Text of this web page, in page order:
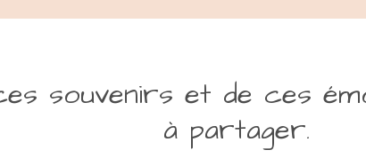
souvenirs et de ces
à partager.